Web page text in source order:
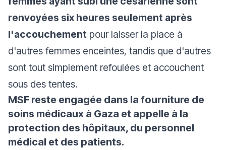
renvoyées six heures seulement après
l'accouchement pour laisser la place à
d'autres femmes enceintes, tandis que d'autres
sont tout simplement refoulées et accouchent
sous des tentes.
MSF reste engagée dans la fourniture de
soins médicaux à Gaza et appelle à la
protection des hôpitaux, du personnel
médical et des patients.